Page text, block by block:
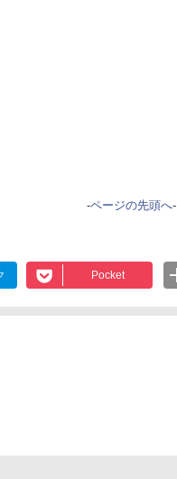
-ページの先頭へ-
Pocket